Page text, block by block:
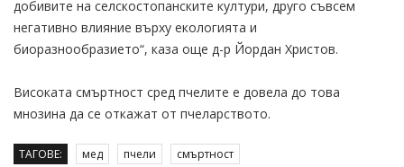
добивите на селскостопанските култури, друго съвсем
негативно влияние върху екологията и
биоразнообразието“, каза още д-р Йордан Христов.
Високата смъртност сред пчелите е довела до това
мнозина да се откажат от пчеларството.
ТАГОВЕ: мед пчели смъртност